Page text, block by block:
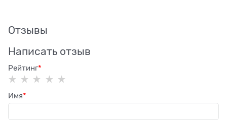
Отзывы
Написать отзыв
Рейтинг
Имя